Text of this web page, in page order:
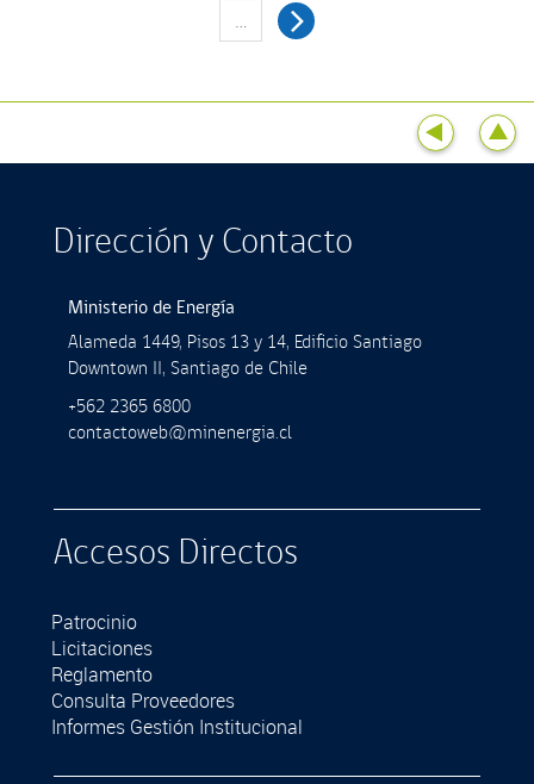
…
Dirección y Contacto
Ministerio de Energía
Alameda 1449, Pisos 13 y 14, Ediﬁcio Santiago
Downtown II, Santiago de Chile
+562 2365 6800
contactoweb@minenergia.cl
Accesos Directos
Patrocinio
Licitaciones
Reglamento
Consulta Proveedores
Informes Gestión Institucional